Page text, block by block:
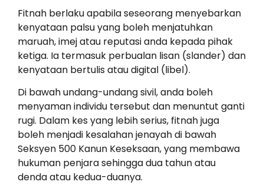
Fitnah berlaku apabila seseorang menyebarkan
kenyataan palsu yang boleh menjatuhkan
maruah, imej atau reputasi anda kepada pihak
ketiga. Ia termasuk perbualan lisan (slander) dan
kenyataan bertulis atau digital (libel).
Di bawah undang-undang sivil, anda boleh
menyaman individu tersebut dan menuntut ganti
rugi. Dalam kes yang lebih serius, fitnah juga
boleh menjadi kesalahan jenayah di bawah
Seksyen 500 Kanun Keseksaan, yang membawa
hukuman penjara sehingga dua tahun atau
denda atau kedua-duanya.